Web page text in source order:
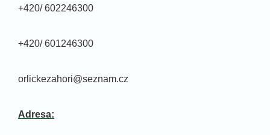
+420/ 602246300
+420/ 601246300
orlickezahori@seznam.cz
Adresa: